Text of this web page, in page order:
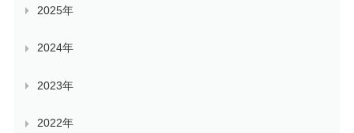
2025年
2024年
2023年
2022年